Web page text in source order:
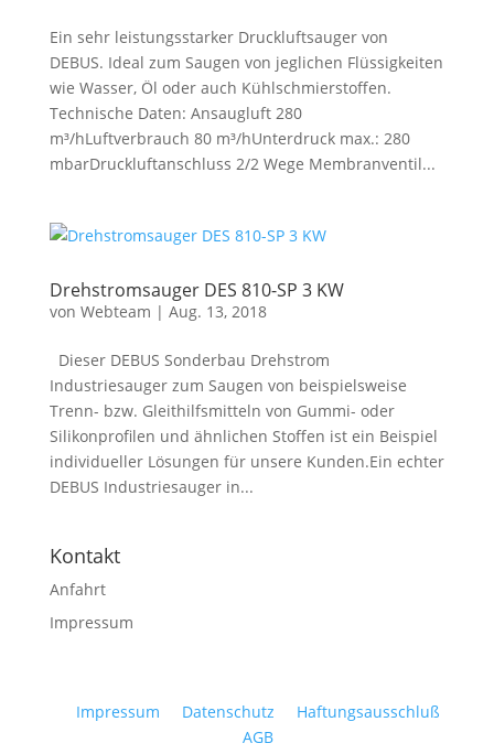
Ein sehr leistungsstarker Druckluftsauger von
DEBUS. Ideal zum Saugen von jeglichen Flüssigkeiten
wie Wasser, Öl oder auch Kühlschmierstoffen.
Technische Daten: Ansaugluft 280
m³/hLuftverbrauch 80 m³/hUnterdruck max.: 280
mbarDruckluftanschluss 2/2 Wege Membranventil...
Drehstromsauger DES 810-SP 3 KW
von Webteam | Aug. 13, 2018
Dieser DEBUS Sonderbau Drehstrom
Industriesauger zum Saugen von beispielsweise
Trenn- bzw. Gleithilfsmitteln von Gummi- oder
Silikonprofilen und ähnlichen Stoffen ist ein Beispiel
individueller Lösungen für unsere Kunden.Ein echter
DEBUS Industriesauger in...
Kontakt
Anfahrt
Impressum
Impressum Datenschutz
Haftungsausschluß
AGB